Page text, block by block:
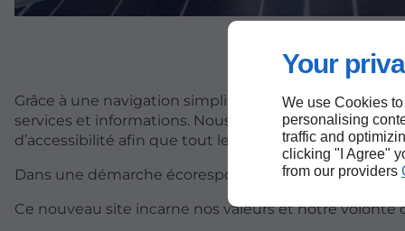
Your
We use Cookies
personalising
traffic and
clicking "I Agree"
from our providers
Grâce à une navigation simplifiée et un design
services et informations. Nous avons également
d’accessibilité afin que tout le monde puisse en
Dans une démarche écoresponsable, nous avons
Ce nouveau site incarne nos valeurs et notre volonté